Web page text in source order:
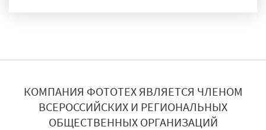
КОМПАНИЯ ФОТОТЕХ ЯВЛЯЕТСЯ ЧЛЕНОМ
ВСЕРОССИЙСКИХ И РЕГИОНАЛЬНЫХ
ОБЩЕСТВЕННЫХ ОРГАНИЗАЦИЙ